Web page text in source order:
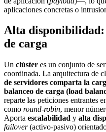
aplicaciones concretas o
Alta disponibilidad:
de carga
Un clúster es un conjunto de
coordinada. La arquitectura de
de servidores comparta la
balanceo de carga (load
reparte las peticiones entrantes
como round-robin, menor
Aporta escalabilidad y alta
failover(activo-pasivo)